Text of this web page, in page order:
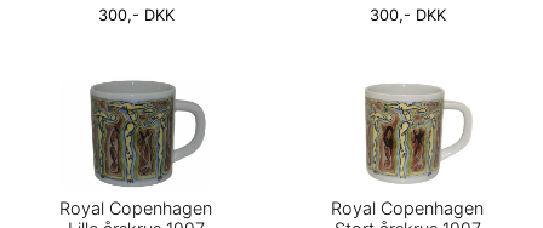
300,- DKK 300,- DKK
Royal Copenhagen
Royal Copenhagen